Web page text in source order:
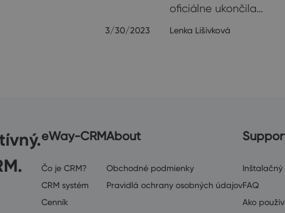
3/30/2023
oficiálne ukončila…
Lenka Lišivková
eWay-CRM
Čo je CRM?
CRM systém
Cenník
About
Obchodné podmienky
Pravidlá ochrany osobných údajov
Inštalačný
FAQ
Ako